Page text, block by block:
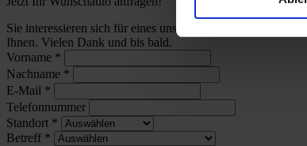
Sie interessieren sich für eines unserer Toyota-Modelle
Ihnen. Vielen Dank und bis bald.
Vorname *
Nachname *
E-Mail *
Telefonnummer
Standort *
Betreff *